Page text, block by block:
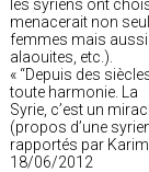
les syriens ont
menacerait non
femmes mais aussi
alaouites, etc.).
« “Depuis des
toute harmonie. La
Syrie, c’est un
(propos d’une
rapportés par
18/06/2012